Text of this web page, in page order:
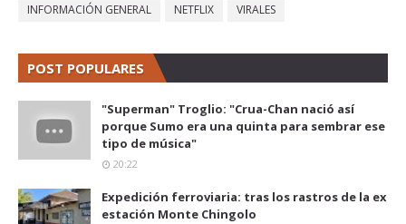
INFORMACIÓN GENERAL NETFLIX VIRALES
POST POPULARES
"Superman" Troglio: "Crua-Chan nació así
porque Sumo era una quinta para sembrar ese
tipo de música"
20:22
Expedición ferroviaria: tras los rastros de la ex
estación Monte Chingolo